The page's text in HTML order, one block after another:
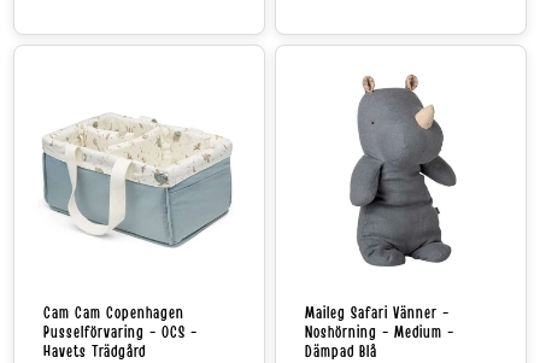
Cam Cam Copenhagen
Pusselförvaring - OCS -
Havets Trädgård
Maileg Safari Vänner -
Noshörning - Medium -
Dämpad Blå